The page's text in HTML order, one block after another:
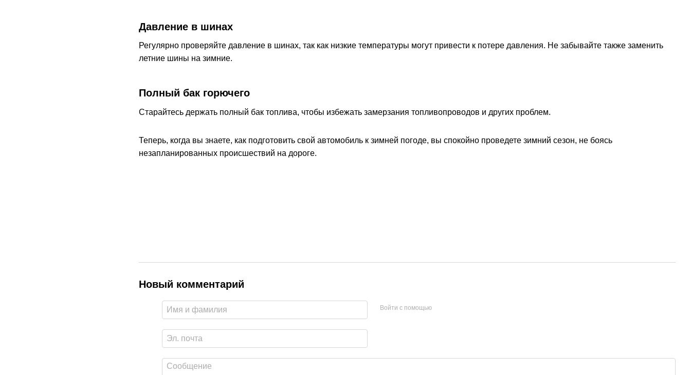
Давление в шинах
Регулярно проверяйте давление в шинах, так как низкие температуры могут привести к потере давления. Не забывайте также заменить
летние шины на зимние.
Полный бак горючего
Старайтесь держать полный бак топлива, чтобы избежать замерзания топливопроводов и других проблем.
Теперь, когда вы знаете, как подготовить свой автомобиль к зимней погоде, вы спокойно проведете зимний сезон, не боясь
незапланированных происшествий на дороге.
Новый комментарий
Войти с помощью